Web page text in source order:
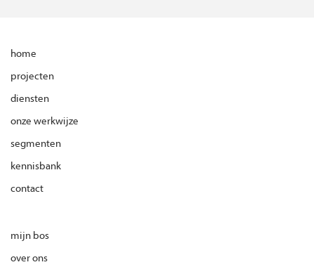
home
projecten
diensten
onze werkwijze
segmenten
kennisbank
contact
mijn bos
over ons